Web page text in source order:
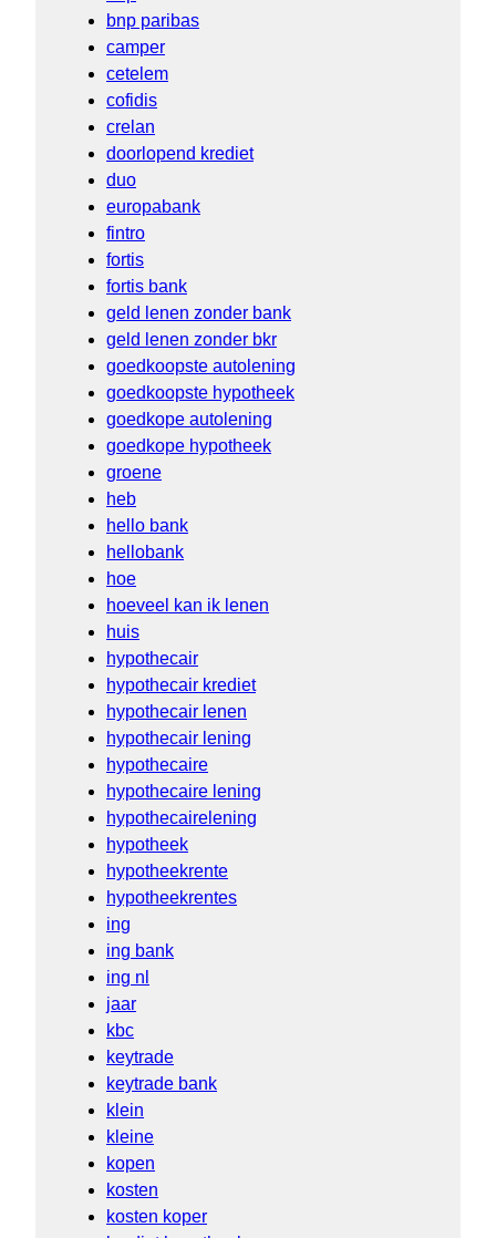
bnp paribas
camper
cetelem
cofidis
crelan
doorlopend krediet
duo
europabank
fintro
fortis
fortis bank
geld lenen zonder bank
geld lenen zonder bkr
goedkoopste autolening
goedkoopste hypotheek
goedkope autolening
goedkope hypotheek
groene
heb
hello bank
hellobank
hoe
hoeveel kan ik lenen
huis
hypothecair
hypothecair krediet
hypothecair lenen
hypothecair lening
hypothecaire
hypothecaire lening
hypothecairelening
hypotheek
hypotheekrente
hypotheekrentes
ing
ing bank
ing nl
jaar
kbc
keytrade
keytrade bank
klein
kleine
kopen
kosten
kosten koper